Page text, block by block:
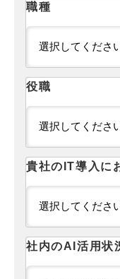
職種
役職
貴社のIT導入に
社内のAI活用状